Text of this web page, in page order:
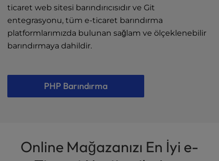
ticaret web sitesi barındırıcısıdır ve Git
entegrasyonu, tüm e-ticaret barındırma
platformlarımızda bulunan sağlam ve ölçeklenebilir
barındırmaya dahildir.
PHP Barındırma
Online Mağazanızı En İyi e-